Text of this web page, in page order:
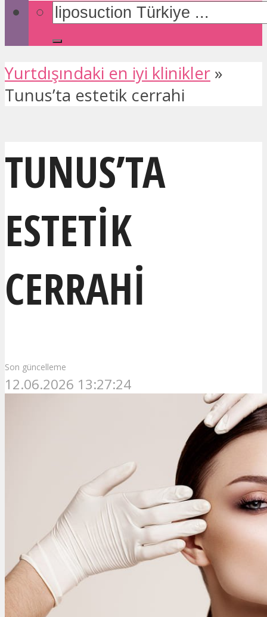
Yurtdışındaki en iyi klinikler »
Tunus’ta estetik cerrahi
TUNUS’TA
ESTETIK
CERRAHI
Son güncelleme
12.06.2026 13:27:24